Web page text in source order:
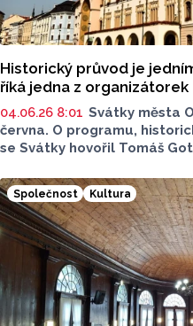
Historický průvod je
říká jedna z organizátorek
04.06.26 8:01 Svátky města
června. O programu,
se Svátky hovořil Tomáš
organizace společenských
Olomouce.
Společnost Kultura